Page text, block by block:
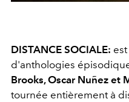
DISTANCE SOCIALE:
d'anthologies
Brooks, Oscar Nuñez et
tournée entièrement à